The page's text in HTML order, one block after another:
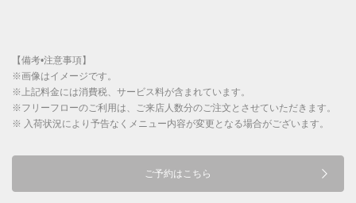
【備考•注意事項】
※画像はイメージです。
※上記料金には消費税、サービス料が含まれています。
※フリーフローのご利用は、ご来店人数分のご注文とさせていただきます。
※ 入荷状況により予告なくメニュー内容が変更となる場合がございます。
ご予約はこちら